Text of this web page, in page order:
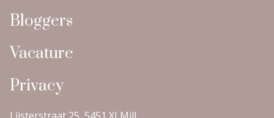
Bloggers
Vacature
Privacy